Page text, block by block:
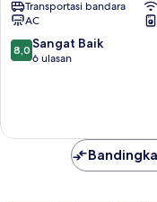
Sennan
Onosato
Sennan
Transportasi bandara
AC
8.0
dari
ulasan
8,0 Sangat Baik
6 ulasan